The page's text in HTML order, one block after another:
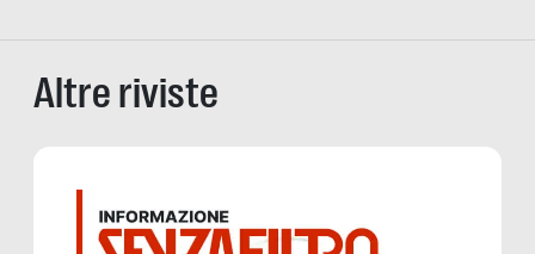
Altre riviste